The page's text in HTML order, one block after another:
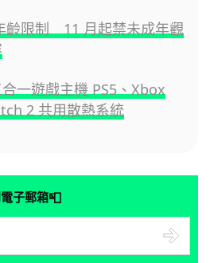
齡限制 11 月起禁未成年觀
一遊戲主機 PS5、Xbox
2 共用散熱系統
子郵箱📮